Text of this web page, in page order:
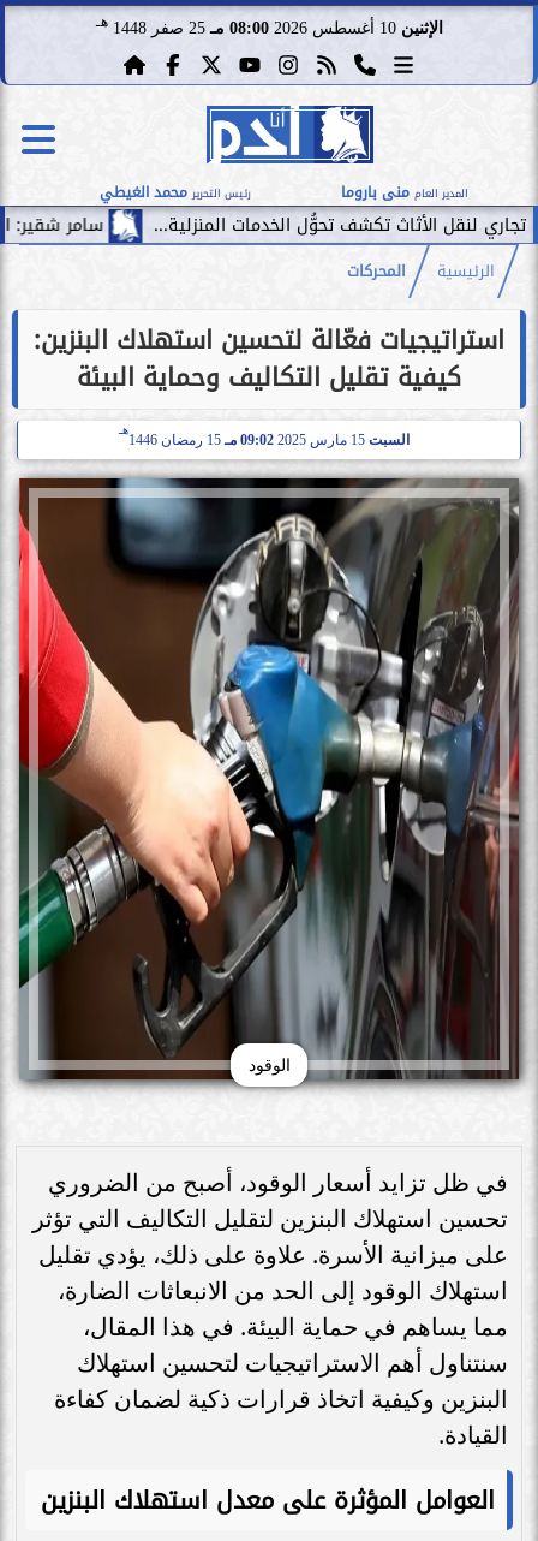
الإثنين 10 أغسطس 2026 08:00 مـ 25 صفر 1448 هـ
المدير العام منى باروما رئيس التحرير محمد الغيطي
سامر شقير: استثمار
الرئيسية المحركات
استراتيجيات فعّالة لتحسين استهلاك البنزين:
كيفية تقليل التكاليف وحماية البيئة
السبت 09:02 مـ 15 رمضان 1446
هـ
الوقود
في ظل تزايد أسعار الوقود، أصبح من الضروري
تحسين استهلاك البنزين لتقليل التكاليف التي تؤثر
على ميزانية الأسرة. علاوة على ذلك، يؤدي تقليل
استهلاك الوقود إلى الحد من الانبعاثات الضارة،
مما يساهم في حماية البيئة. في هذا المقال،
سنتناول أهم الاستراتيجيات لتحسين استهلاك
البنزين وكيفية اتخاذ قرارات ذكية لضمان كفاءة
القيادة.
العوامل المؤثرة على معدل استهلاك البنزين